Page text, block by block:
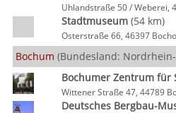
Uhlandstraße 50 / Weberei,
Stadtmuseum(54 km)
Osterstraße 66, 46397
Bochum (Bundesland:
Bochumer Zentrum für
Wittener Straße 47, 44789
Deutsches Bergbau-